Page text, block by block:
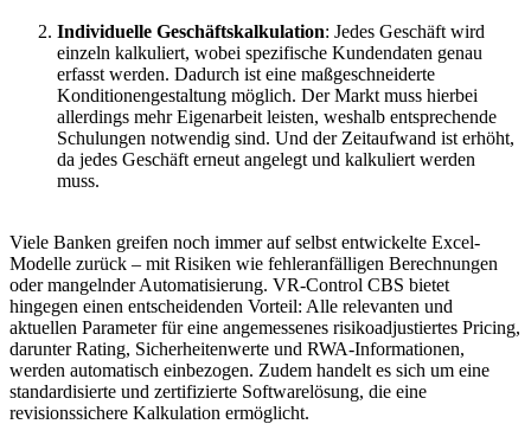
Individuelle Geschäftskalkulation: Jedes Geschäft wird
einzeln kalkuliert, wobei spezifische Kundendaten genau
erfasst werden. Dadurch ist eine maßgeschneiderte
Konditionengestaltung möglich. Der Markt muss hierbei
allerdings mehr Eigenarbeit leisten, weshalb entsprechende
Schulungen notwendig sind. Und der Zeitaufwand ist erhöht,
da jedes Geschäft erneut angelegt und kalkuliert werden
muss.
Viele Banken greifen noch immer auf selbst entwickelte Excel-
Modelle zurück – mit Risiken wie fehleranfälligen Berechnungen
oder mangelnder Automatisierung. VR-Control CBS bietet
hingegen einen entscheidenden Vorteil: Alle relevanten und
aktuellen Parameter für eine angemessenes risikoadjustiertes Pricing,
darunter Rating, Sicherheitenwerte und RWA-Informationen,
werden automatisch einbezogen. Zudem handelt es sich um eine
standardisierte und zertifizierte Softwarelösung, die eine
revisionssichere Kalkulation ermöglicht.